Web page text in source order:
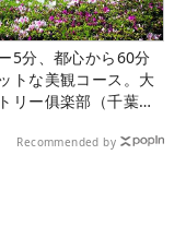
5分、都心から60分
トな美観コース。大
リー俱楽部（千葉
Recommended by